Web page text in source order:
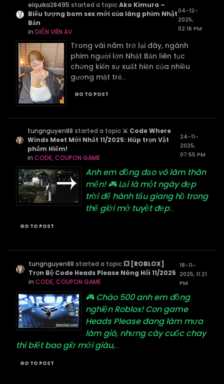
elquika28495 started a topicAko Kimura –
Biểu tượng bom sex mới của làng phim Nhật
Bản
in DIỄN VIÊN AV
04-12-
2025,
02:16 PM
Trong vài năm trở lại đây, ngành
phim người lớn Nhật Bản liên tục
chứng kiến sự xuất hiện của nhiều
gương mặt trẻ...
GO TO POST
tungnguyen88 started a topic ⚔️ Code Where
Winds Meet Mới Nhất 11/2025: Húp trọn Vật
phẩm Hiếm!
in CODE, COUPON GAME
24-11-
2025,
07:55 PM
Anh em đồng đạo võ lâm thân
mến! 🎮 Lại là một ngày đẹp
trời để hành tẩu giang hồ trong
thế giới mở tuyệt đẹp...
GO TO POST
tungnguyen88 started a topic💥 [ROBLOX]
Trọn Bộ Code Heads Please Nóng Hổi 11/2025
in CODE, COUPON GAME
18-11-
2025, 11:21
PM
🎮 Chào 500 anh em đồng
nghiện Roblox! Con game
Heads Please đang làm mưa
làm gió, nhưng cày cuốc chay
thì biết bao giờ mới giàu,...
GO TO POST